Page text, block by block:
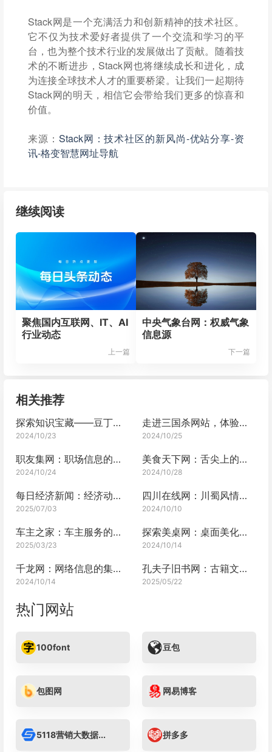
Stack网是一个充满活力和创新精神的技术社区。
它不仅为技术爱好者提供了一个交流和学习的平
台，也为整个技术行业的发展做出了贡献。随着技
术的不断进步，Stack网也将继续成长和进化，成
为连接全球技术人才的重要桥梁。让我们一起期待
Stack网的明天，相信它会带给我们更多的惊喜和
价值。
来源： Stack网：技术社区的新风尚-优站分享-资
讯-格变智慧网址导航
继续阅读
聚焦国内互联网、IT、AI
行业动态
上一篇
中央气象台网：权威气象
信息源
下一篇
相关推荐
探索知识宝藏——豆丁文库网的魅力之旅
2024/10/23
走进三国杀网站，体验乱世风云
2024/10/25
职友集网：职场信息的宝藏之地
2024/10/24
美食天下网：舌尖上的缤纷盛宴
2024/10/28
每日经济新闻：经济动态的及时播报
2025/07/03
四川在线网：川蜀风情，一网打尽
2024/10/10
车主之家：车主服务的综合平台
2025/03/23
探索美桌网：桌面美化的宝藏之地
2024/10/14
千龙网：网络信息的集大成者
2024/10/14
孔夫子旧书网：古籍文献的宝藏之地
2025/05/22
热门网站
100font 豆包
包图网 网易博客
5118营销大数据... 拼多多